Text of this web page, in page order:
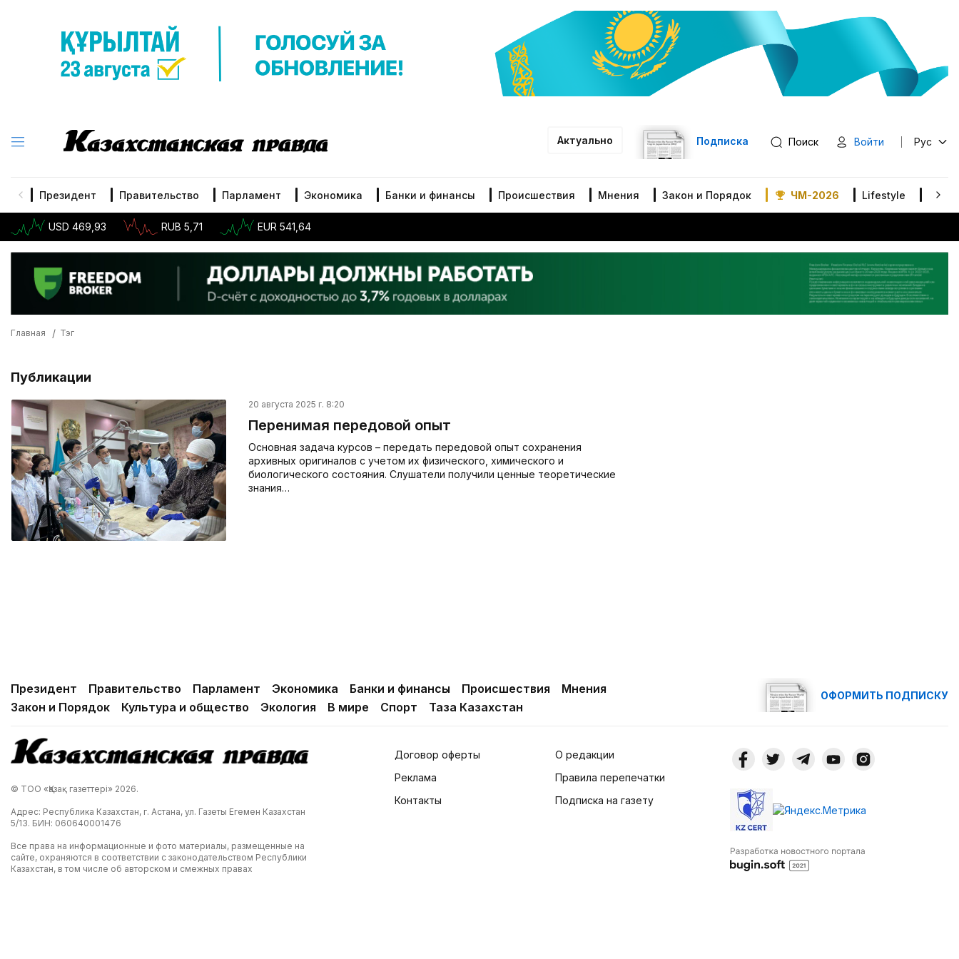
Актуально Подписка Поиск Войти Рус
Президент Правительство Парламент Экономика Банки и финансы Происшествия Мнения Закон и Порядок ЧМ-2026 Lifestyle В
USD 469,93 RUB 5,71 EUR 541,64
Главная Тэг
Публикации
20 августа 2025 г. 8:20
Перенимая передовой опыт
Основная задача курсов – передать передовой опыт сохранения
архивных оригиналов с учетом их физического, химического и
биологического состояния. Слушатели получили ценные теоретические
знания…
Президент Правительство Парламент Экономика Банки и финансы Происшествия
Мнения
Закон и Порядок
Культура и общество Экология В мире Спорт Таза Казахстан
ОФОРМИТЬ ПОДПИСКУ
Договор оферты
Реклама
Контакты
О редакции
Правила перепечатки
Подписка на газету
© ТОО «Қазақ газеттері» 2026.
Адрес: Республика Казахстан, г. Астана, ул. Газеты Егемен Казахстан
5/13. БИН: 060640001476
Все права на информационные и фото материалы, размещенные на
сайте, охраняются в соответствии с законодательством Республики
Казахстан, в том числе об авторском и смежных правах